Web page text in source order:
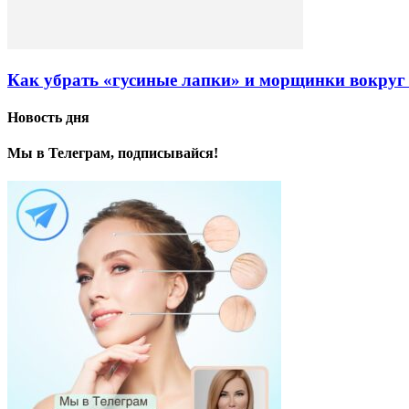
Как убрать «гусиные лапки» и морщинки вокруг
Новость дня
Мы в Телеграм, подписывайся!